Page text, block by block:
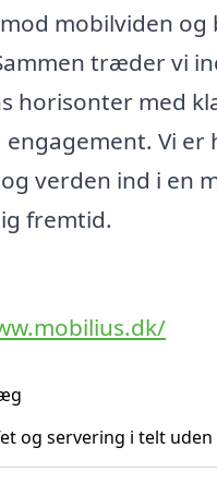
mobilviden og
træder vi
horisonter med
engagement. Vi er
verden ind i en
fremtid.
og servering i telt uden